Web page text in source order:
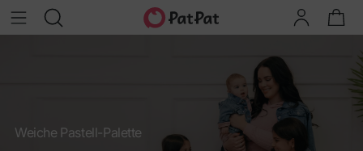
Weiche Pastell-Palette